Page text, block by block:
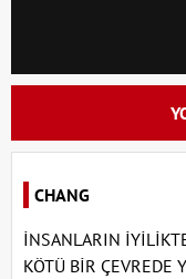
CHANG
İNSANLARIN
KÖTÜ BİR ÇEVREDE